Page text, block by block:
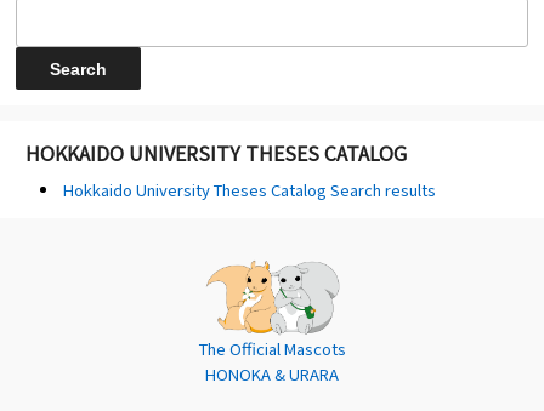
HOKKAIDO UNIVERSITY THESES CATALOG
Hokkaido University Theses Catalog Search results
The Official Mascots
HONOKA & URARA